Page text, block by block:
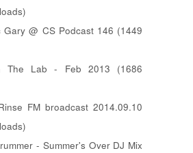
Gary @ CS Podcast 146 (1449
The Lab - Feb 2013 (1686
FM broadcast 2014.09.10
- Summer's Over DJ Mix